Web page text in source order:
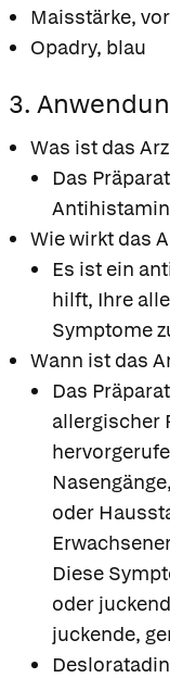
Maisstärke,
Opadry, blau
3.
Was ist das
Das
Wie wirkt das
Es ist ein
hilft, Ihre
Symptome
Wann ist das
Das
allergischer
oder
Diese
oder
juckende,